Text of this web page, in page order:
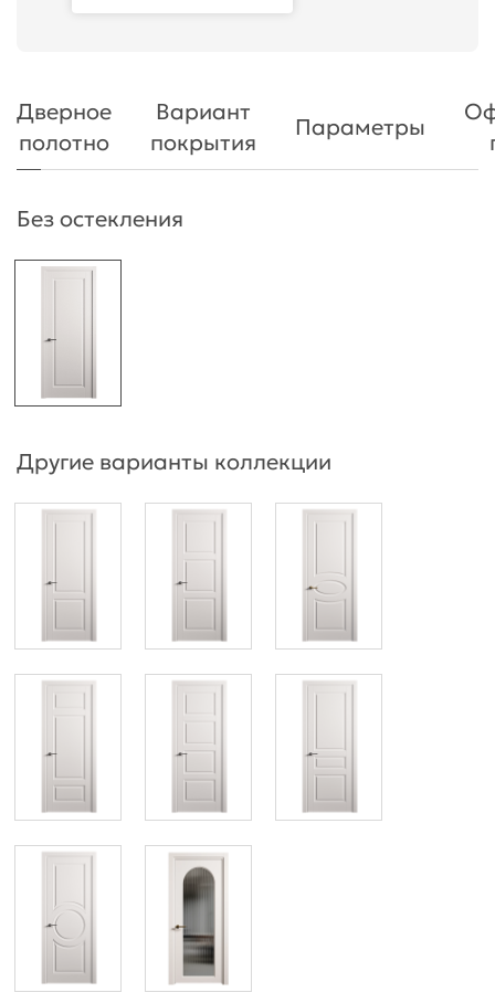
Дверное
полотно
Вариант
покрытия
Параметры
Без остекления
Другие варианты коллекции